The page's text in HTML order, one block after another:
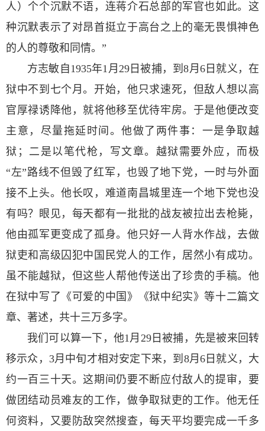
人）个个沉默不语，连蒋介石总部的军官也如此。这
种沉默表示了对昂首挺立于高台之上的毫无畏惧神色
的人的尊敬和同情。”
方志敏自1935年1月29日被捕，到8月6日就义，在
狱中不到七个月。开始，他只求速死，但敌人想以高
官厚禄诱降他，就将他移至优待牢房。于是他便改变
主意，尽量拖延时间。他做了两件事：一是争取越
狱；二是以笔代枪，写文章。越狱需要外应，而极
“左”路线不但毁了红军，也毁了地下党，一时与外面
接不上头。他长叹，难道南昌城里连一个地下党也没
有吗？眼见，每天都有一批批的战友被拉出去枪毙，
他由孤军更变成了孤身。他只好一人背水作战，去做
狱吏和高级囚犯中国民党人的工作，居然小有成功。
虽不能越狱，但这些人帮他传送出了珍贵的手稿。他
在狱中写了《可爱的中国》《狱中纪实》等十二篇文
章、著述，共十三万多字。
我们可以算一下，他1月29日被捕，先是被来回转
移示众，3月中旬才相对安定下来，到8月6日就义，大
约一百三十天。这期间仍要不断应付敌人的提审，要
做团结动员难友的工作，做争取狱吏的工作。他无任
何资料，又要防敌突然搜查，每天平均要完成一千多